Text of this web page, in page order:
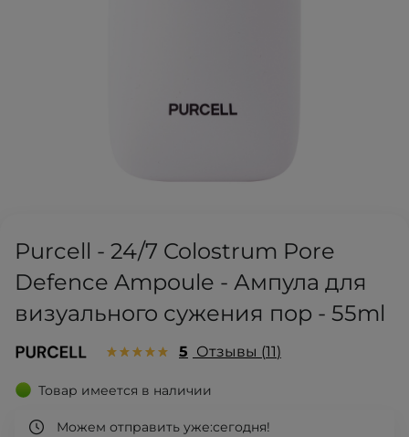
Purcell - 24/7 Colostrum Pore
Defence Ampoule - Ампула для
визуального сужения пор - 55ml
5 Отзывы 11
Товар имеется в наличии
Можем отправить уже:сегодня!